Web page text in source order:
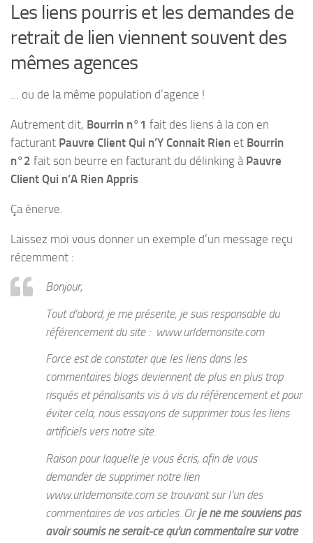
Les liens pourris et les demandes de
retrait de lien viennent souvent des
mêmes agences
… ou de la même population d’agence !
Autrement dit, Bourrin n°1 fait des liens à la con en
facturant Pauvre Client Qui n’Y Connait Rien et Bourrin
n°2 fait son beurre en facturant du délinking à Pauvre
Client Qui n’A Rien Appris
Ça énerve.
Laissez moi vous donner un exemple d’un message reçu
récemment :
Bonjour,
Tout d’abord, je me présente, je suis responsable du
référencement du site : www.urldemonsite.com
Force est de constater que les liens dans les
commentaires blogs deviennent de plus en plus trop
risqués et pénalisants vis à vis du référencement et pour
éviter cela, nous essayons de supprimer tous les liens
artificiels vers notre site.
Raison pour laquelle je vous écris, afin de vous
demander de supprimer notre lien
www.urldemonsite.com se trouvant sur l’un des
commentaires de vos articles. Orje ne me souviens pas
avoir soumis ne serait-ce qu’un commentaire sur votre